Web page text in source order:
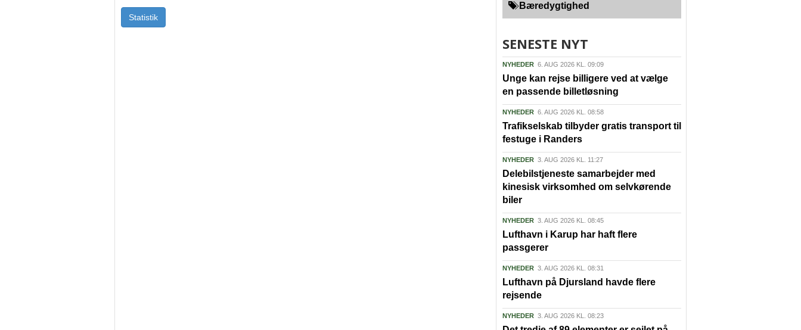
Statistik
Bæredygtighed
SENESTE NYT
NYHEDER 6. AUG 2026 KL. 09:09
Unge kan rejse billigere ved at vælge
en passende billetløsning
NYHEDER 6. AUG 2026 KL. 08:58
Trafikselskab tilbyder gratis transport til
festuge i Randers
NYHEDER 3. AUG 2026 KL. 11:27
Delebilstjeneste samarbejder med
kinesisk virksomhed om selvkørende
biler
NYHEDER 3. AUG 2026 KL. 08:45
Lufthavn i Karup har haft flere
passgerer
NYHEDER 3. AUG 2026 KL. 08:31
Lufthavn på Djursland havde flere
rejsende
NYHEDER 3. AUG 2026 KL. 08:23